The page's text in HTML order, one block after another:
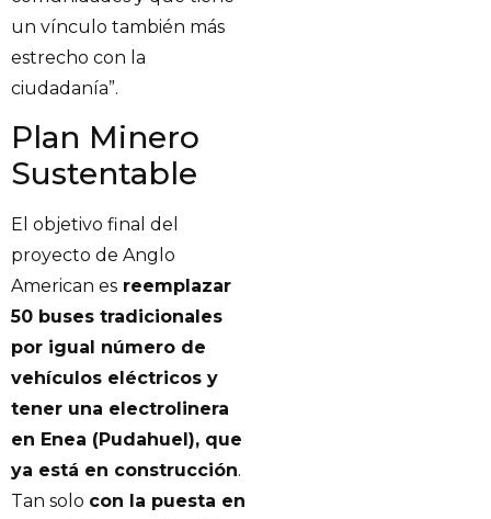
un vínculo también más
estrecho con la
ciudadanía”.
Plan Minero
Sustentable
El objetivo final del
proyecto de Anglo
American es reemplazar
50 buses tradicionales
por igual número de
vehículos eléctricos y
tener una electrolinera
en Enea (Pudahuel), que
ya está en construcción.
Tan solo con la puesta en